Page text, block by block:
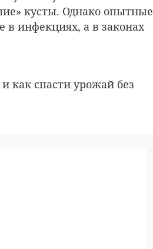
кусты. Однако опытные
в инфекциях, а в законах
как спасти урожай без